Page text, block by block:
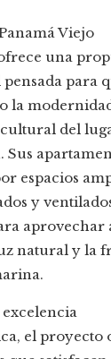
Viejo
una
para
la
del
Sus
espacios
y
aprovechar
natural y la
el proyecto